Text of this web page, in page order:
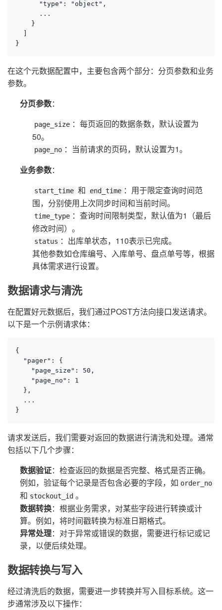
      "type": "object",
      ...
    }
}
在这个元数据配置中，主要包含两个部分：分页参数和业务
参数。
分页参数：
page_size ：每页返回的数据条数，默认设置为
50。
page_no ：当前请求的页码，默认设置为1。
业务参数：
start_time 和 end_time ：用于限定查询时间范
围，分别使用上次同步时间和当前时间。
time_type ：查询时间限制类型，默认值为1（最后
修改时间）。
status ：出库单状态，110表示已完成。
其他参数如仓库编号、入库单号、盘点单号等，根据
具体需求进行设置。
数据请求与清洗
在配置好元数据后，我们通过POST方法向接口发送请求。
以下是一个示例请求体：
{
  "pager": {
    "page_size": 50,
    "page_no": 1
  },
  ...
}
请求发送后，我们需要对返回的数据进行清洗和处理。通常
包括以下几个步骤：
数据验证：检查返回的数据是否完整、格式是否正确。
例如，验证每个记录是否包含必要的字段，如 order_no
和 stockout_id 。
数据转换：根据业务需求，对某些字段进行转换或计
算。例如，将时间戳转换为标准日期格式。
异常处理：对于异常或错误的数据，需要进行标记或记
录，以便后续处理。
数据转换与写入
经过清洗后的数据，需要进一步转换并写入目标系统。这一
步通常涉及以下操作：